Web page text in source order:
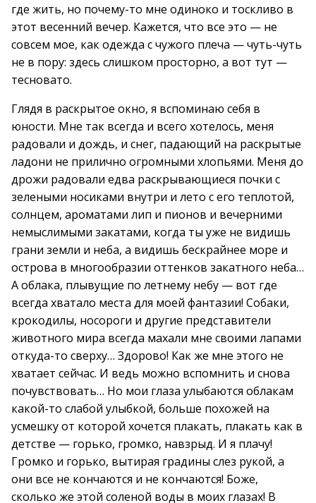
где жить, но почему-то мне одиноко и тоскливо в
этот весенний вечер. Кажется, что все это — не
совсем мое, как одежда с чужого плеча — чуть-чуть
не в пору: здесь слишком просторно, а вот тут —
тесновато.
Глядя в раскрытое окно, я вспоминаю себя в
юности. Мне так всегда и всего хотелось, меня
радовали и дождь, и снег, падающий на раскрытые
ладони не прилично огромными хлопьями. Меня до
дрожи радовали едва раскрывающиеся почки с
зелеными носиками внутри и лето с его теплотой,
солнцем, ароматами лип и пионов и вечерними
немыслимыми закатами, когда ты уже не видишь
грани земли и неба, а видишь бескрайнее море и
острова в многообразии оттенков закатного неба…
А облака, плывущие по летнему небу — вот где
всегда хватало места для моей фантазии! Собаки,
крокодилы, носороги и другие представители
животного мира всегда махали мне своими лапами
откуда-то сверху… Здорово! Как же мне этого не
хватает сейчас. И ведь можно вспомнить и снова
почувствовать… Но мои глаза улыбаются облакам
какой-то слабой улыбкой, больше похожей на
усмешку от которой хочется плакать, плакать как в
детстве — горько, громко, навзрыд. И я плачу!
Громко и горько, вытирая градины слез рукой, а
они все не кончаются и не кончаются! Боже,
сколько же этой соленой воды в моих глазах! В